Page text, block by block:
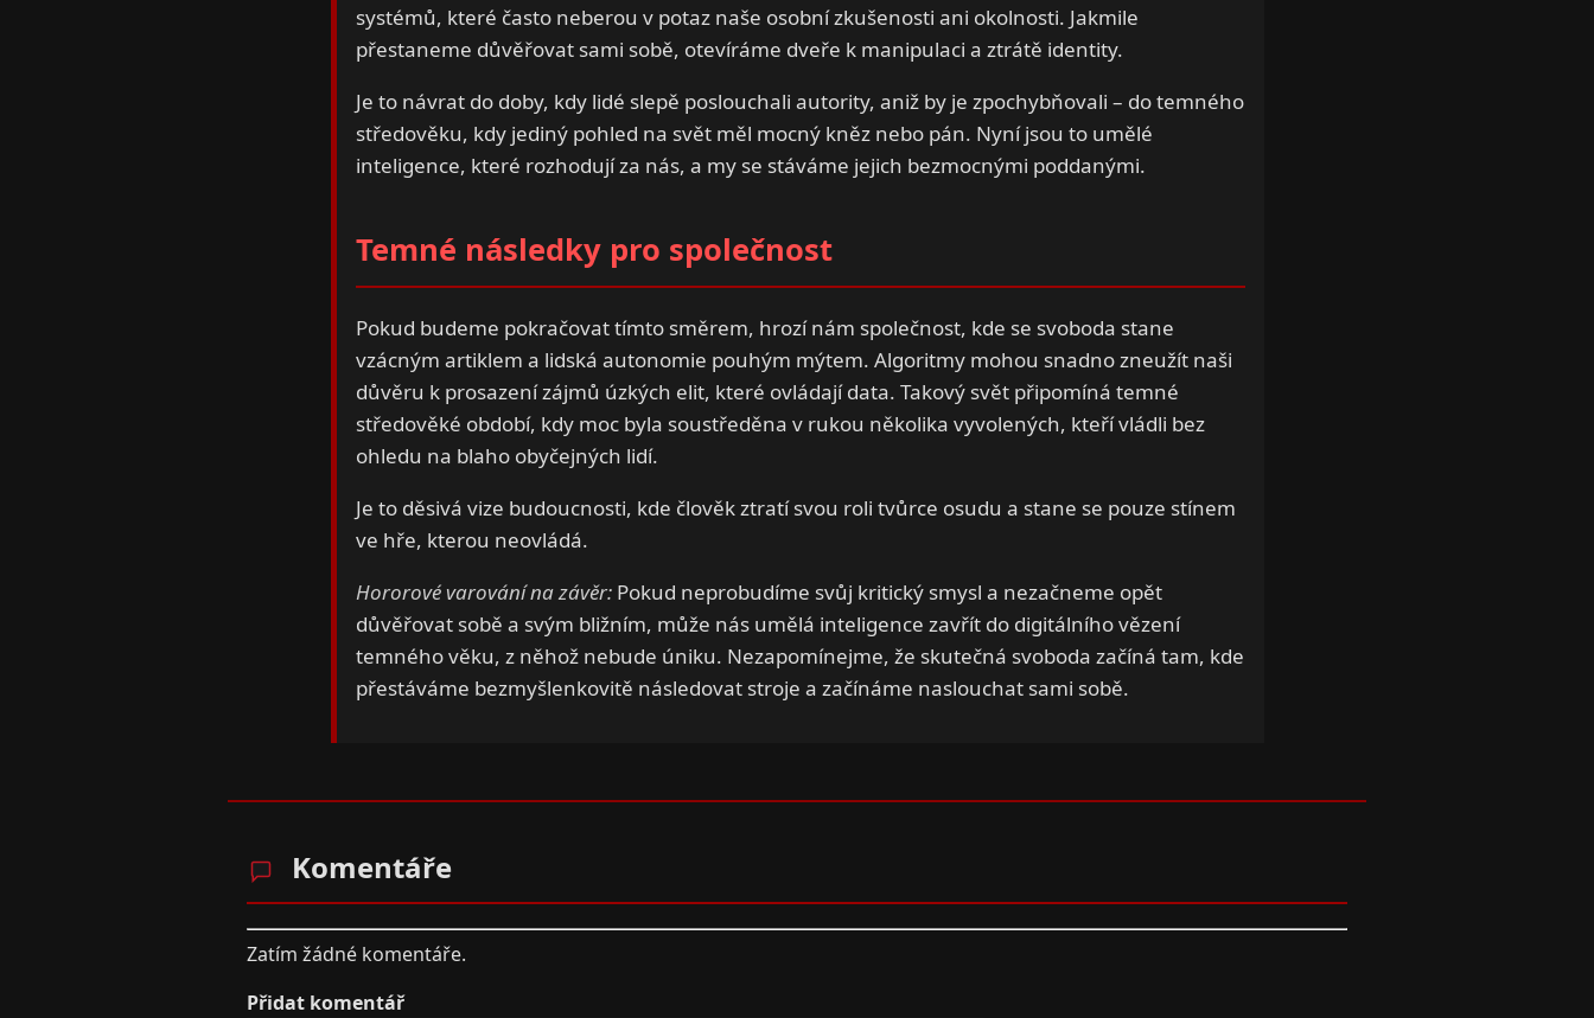
systémů, které často neberou v potaz naše osobní zkušenosti ani okolnosti. Jakmile
přestaneme důvěřovat sami sobě, otevíráme dveře k manipulaci a ztrátě identity.
Je to návrat do doby, kdy lidé slepě poslouchali autority, aniž by je zpochybňovali – do temného
středověku, kdy jediný pohled na svět měl mocný kněz nebo pán. Nyní jsou to umělé
inteligence, které rozhodují za nás, a my se stáváme jejich bezmocnými poddanými.
Temné následky pro společnost
Pokud budeme pokračovat tímto směrem, hrozí nám společnost, kde se svoboda stane
vzácným artiklem a lidská autonomie pouhým mýtem. Algoritmy mohou snadno zneužít naši
důvěru k prosazení zájmů úzkých elit, které ovládají data. Takový svět připomíná temné
středověké období, kdy moc byla soustředěna v rukou několika vyvolených, kteří vládli bez
ohledu na blaho obyčejných lidí.
Je to děsivá vize budoucnosti, kde člověk ztratí svou roli tvůrce osudu a stane se pouze stínem
ve hře, kterou neovládá.
Hororové varování na závěr:Pokud neprobudíme svůj kritický smysl a nezačneme opět
důvěřovat sobě a svým bližním, může nás umělá inteligence zavřít do digitálního vězení
temného věku, z něhož nebude úniku. Nezapomínejme, že skutečná svoboda začíná tam, kde
přestáváme bezmyšlenkovitě následovat stroje a začínáme naslouchat sami sobě.
Komentáře
Zatím žádné komentáře.
Přidat komentář